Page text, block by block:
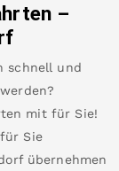
–
schnell und
mit für Sie!
Sie
übernehmen